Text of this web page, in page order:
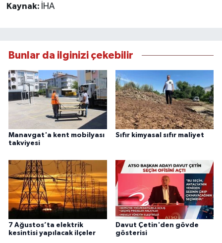
Kaynak: İHA
Bunlar da ilginizi çekebilir
Manavgat'a kent mobilyası
takviyesi
Sıfır kimyasal sıfır maliyet
7 Ağustos’ta elektrik
kesintisi yapılacak ilçeler
Davut Çetin'den gövde
gösterisi